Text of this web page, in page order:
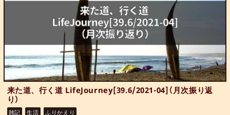
来た道、行く道 LifeJourney[39.6/2021-04]（月次振り返
り）
雑記 生活 ふりかえり